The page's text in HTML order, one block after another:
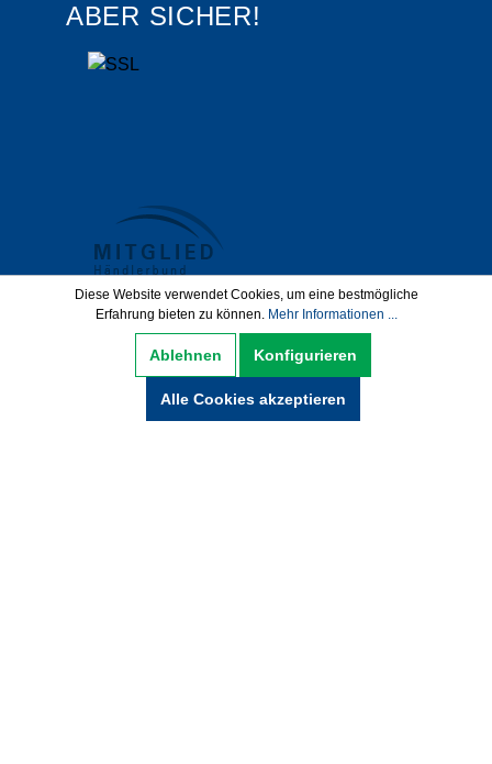
ABER SICHER!
Datenschutz AGB
Impressum
Hinweise zur Batterieentsorgung
Diese Website verwendet Cookies, um eine bestmögliche
Erfahrung bieten zu können. Mehr Informationen ...
Ablehnen Konfigurieren
Alle Cookies akzeptieren